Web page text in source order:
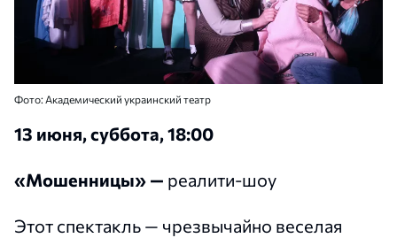
Фото: Академический украинский театр
13 июня, суббота, 18:00
«Мошенницы» — реалити-шоу
Этот спектакль — чрезвычайно веселая